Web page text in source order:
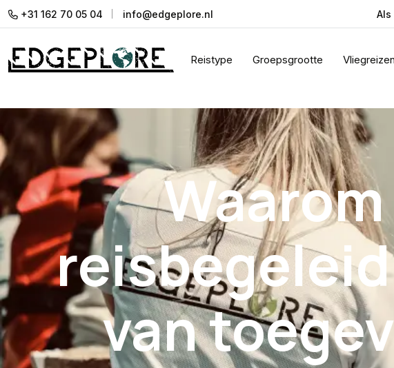
+31 162 70 05 04 info@edgeplore.nl Als
Reistype Groepsgrootte Vliegreizen
van